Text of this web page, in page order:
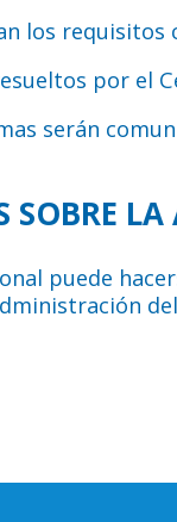
los requisitos
por el
serán
puede